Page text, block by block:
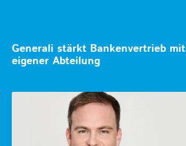
Generali stärkt Bankenvertrieb mit
eigener Abteilung